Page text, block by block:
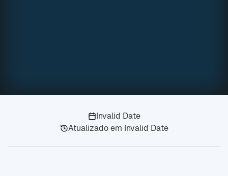
Invalid Date
Atualizado em Invalid Date